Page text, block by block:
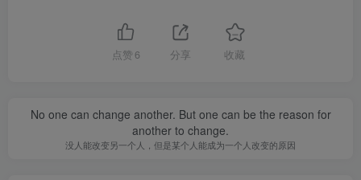
点赞 6 分享 收藏
No one can change another. But one can be the reason for
another to change.
没人能改变另一个人，但是某个人能成为一个人改变的原因